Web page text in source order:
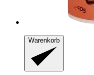
Warenkorb